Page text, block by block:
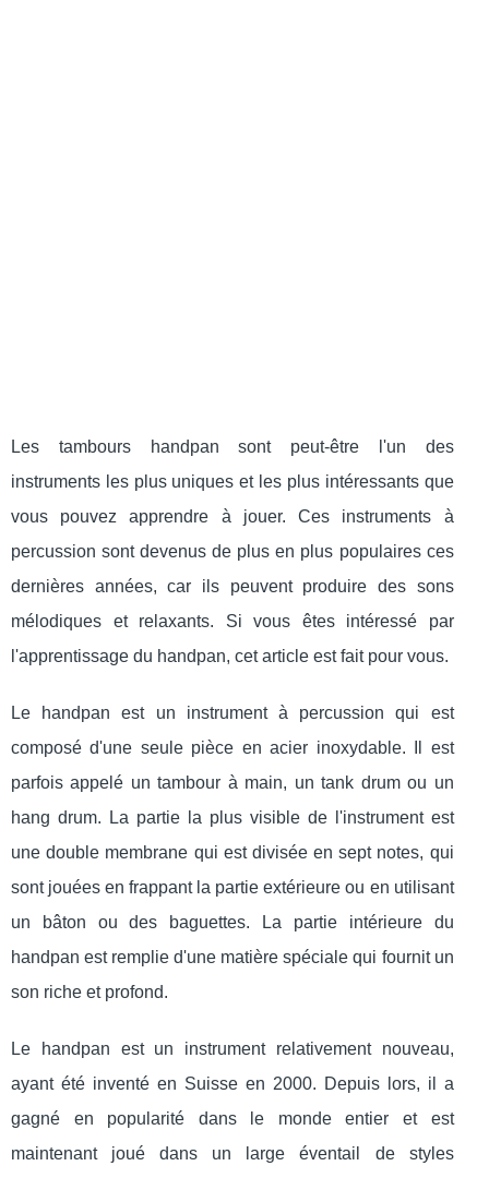
Les tambours handpan sont peut-être l'un des
instruments les plus uniques et les plus intéressants que
vous pouvez apprendre à jouer. Ces instruments à
percussion sont devenus de plus en plus populaires ces
dernières années, car ils peuvent produire des sons
mélodiques et relaxants. Si vous êtes intéressé par
l'apprentissage du handpan, cet article est fait pour vous.
Le handpan est un instrument à percussion qui est
composé d'une seule pièce en acier inoxydable. Il est
parfois appelé un tambour à main, un tank drum ou un
hang drum. La partie la plus visible de l'instrument est
une double membrane qui est divisée en sept notes, qui
sont jouées en frappant la partie extérieure ou en utilisant
un bâton ou des baguettes. La partie intérieure du
handpan est remplie d'une matière spéciale qui fournit un
son riche et profond.
Le handpan est un instrument relativement nouveau,
ayant été inventé en Suisse en 2000. Depuis lors, il a
gagné en popularité dans le monde entier et est
maintenant joué dans un large éventail de styles